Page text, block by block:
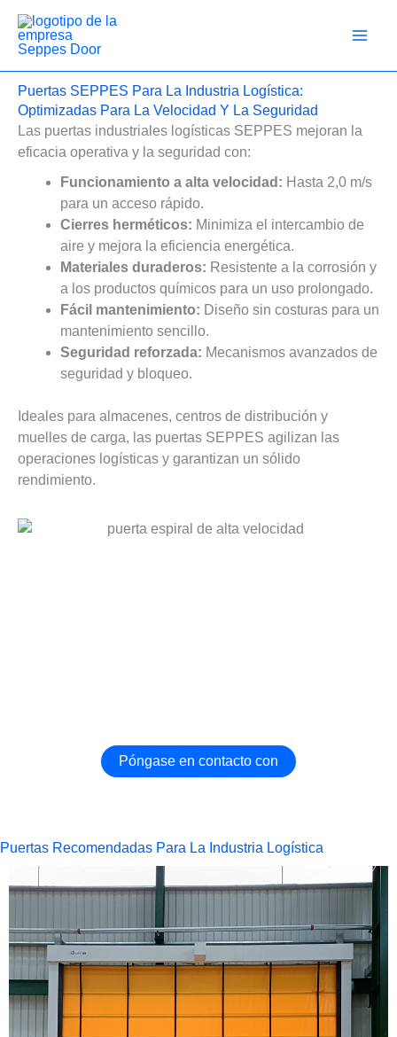
contenido
Puertas SEPPES Para La Industria Logística:
Optimizadas Para La Velocidad Y La Seguridad
Las puertas industriales logísticas SEPPES mejoran la
eficacia operativa y la seguridad con:
Funcionamiento a alta velocidad: Hasta 2,0 m/s
para un acceso rápido.
Cierres herméticos: Minimiza el intercambio de
aire y mejora la eficiencia energética.
Materiales duraderos: Resistente a la corrosión y
a los productos químicos para un uso prolongado.
Fácil mantenimiento: Diseño sin costuras para un
mantenimiento sencillo.
Seguridad reforzada: Mecanismos avanzados de
seguridad y bloqueo.
Ideales para almacenes, centros de distribución y
muelles de carga, las puertas SEPPES agilizan las
operaciones logísticas y garantizan un sólido
rendimiento.
Póngase en contacto con
Puertas Recomendadas Para La Industria Logística